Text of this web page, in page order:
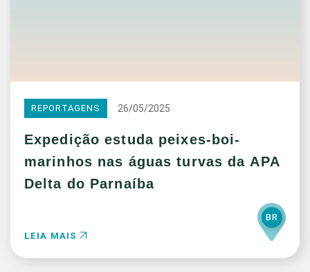
REPORTAGENS 26/05/2025
Expedição estuda peixes-boi-
marinhos nas águas turvas da APA
Delta do Parnaíba
LEIA MAIS
BR